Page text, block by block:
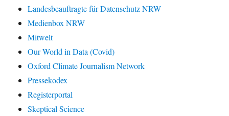
Landesbeauftragte für Datenschutz NRW
Medienbox NRW
Mitwelt
Our World in Data (Covid)
Oxford Climate Journalism Network
Pressekodex
Registerportal
Skeptical Science